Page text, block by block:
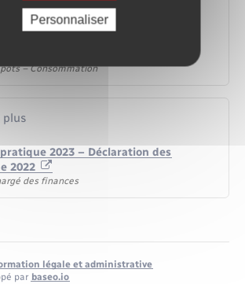
– Consommation
– Consommation
plus
2023 – Déclaration des
2022
des finances
légale et administrative
par baseo.io
Personnaliser